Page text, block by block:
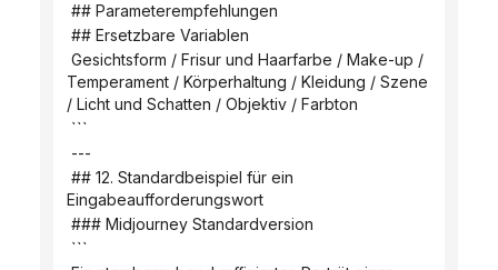
## Parameterempfehlungen
## Ersetzbare Variablen
Temperament / Körperhaltung / Kleidung / Szene
/ Licht und Schatten / Objektiv / Farbton
```
---
Eingabeaufforderungswort
### Midjourney Standardversion
```